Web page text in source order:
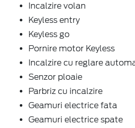
Incalzire volan
Keyless entry
Keyless go
Pornire motor Keyless
Incalzire cu reglare
Senzor ploaie
Parbriz cu incalzire
Geamuri electrice fata
Geamuri electrice spate